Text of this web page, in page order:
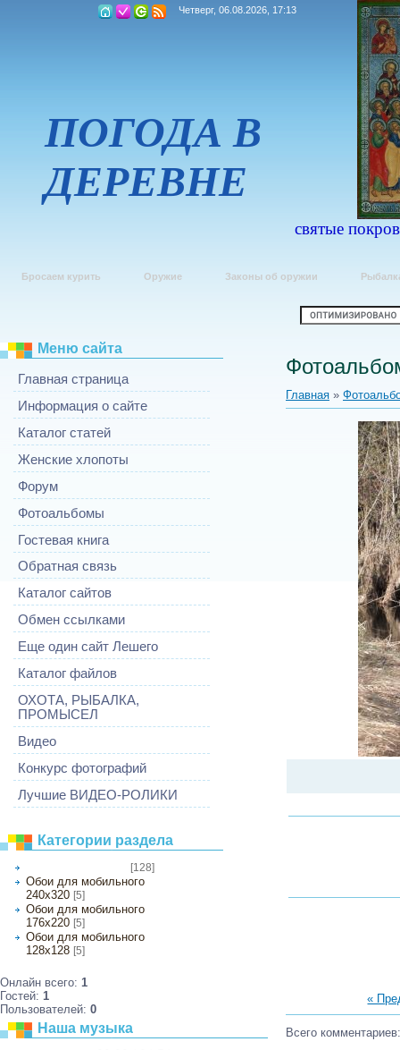
Четверг, 06.08.2026, 17:13
ПОГОДА В
ДЕРЕВНЕ
святые
Бросаем курить Оружие Законы об оружии
Меню сайта
Главная страница
Информация о сайте
Каталог статей
Женские хлопоты
Форум
Фотоальбомы
Гостевая книга
Обратная связь
Каталог сайтов
Обмен ссылками
Еще один сайт Лешего
Каталог файлов
ОХОТА, РЫБАЛКА,
ПРОМЫСЕЛ
Видео
Конкурс фотографий
Лучшие ВИДЕО-РОЛИКИ
Категории раздела
[128]
Обои для мобильного
240х320 [5]
Обои для мобильного
176х220 [5]
Обои для мобильного
128х128 [5]
Онлайн всего: 1
Гостей: 1
Пользователей: 0
Наша музыка
Главная »
«
Всего комментариев